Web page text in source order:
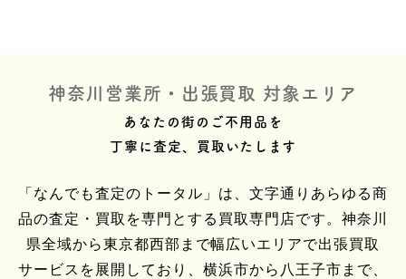
神奈川営業所・出張買取 対象エリア
あなたの街のご不用品を
丁寧に査定、買取いたします
「なんでも査定のトータル」は、文字通りあらゆる商
品の査定・買取を専門とする買取専門店です。神奈川
県全域から東京都西部まで幅広いエリアで出張買取
サービスを展開しており、横浜市から八王子市まで、